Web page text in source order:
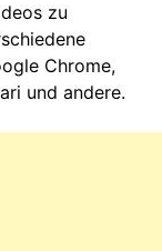
zu
Chrome,
und andere.